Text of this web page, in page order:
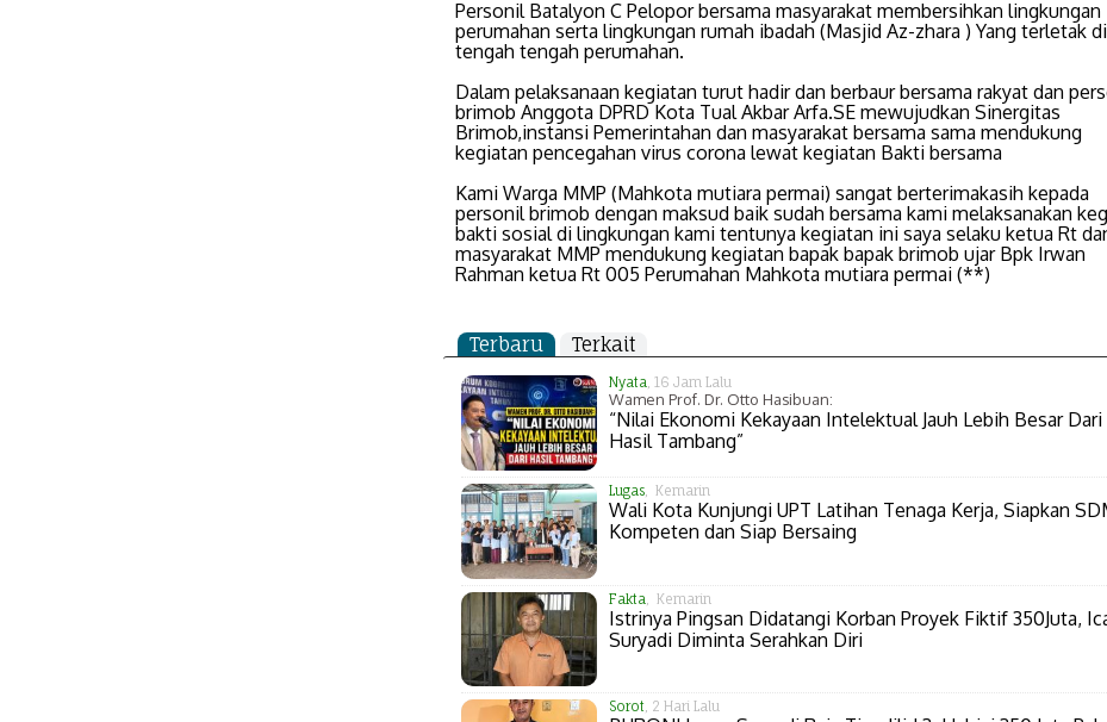
Personil Batalyon C Pelopor bersama masyarakat membersihkan lingkungan
perumahan serta lingkungan rumah ibadah (Masjid Az-zhara ) Yang terletak di
tengah tengah perumahan.
Dalam pelaksanaan kegiatan turut hadir dan berbaur bersama rakyat dan
brimob Anggota DPRD Kota Tual Akbar Arfa.SE mewujudkan Sinergitas
Brimob,instansi Pemerintahan dan masyarakat bersama sama mendukung
kegiatan pencegahan virus corona lewat kegiatan Bakti bersama
Kami Warga MMP (Mahkota mutiara permai) sangat berterimakasih kepada
personil brimob dengan maksud baik sudah bersama kami melaksanakan
bakti sosial di lingkungan kami tentunya kegiatan ini saya selaku ketua Rt
masyarakat MMP mendukung kegiatan bapak bapak brimob ujar Bpk Irwan
Rahman ketua Rt 005 Perumahan Mahkota mutiara permai (**)
Terbaru Terkait
Nyata, 16 Jam Lalu
Wamen Prof. Dr. Otto Hasibuan:
“Nilai Ekonomi Kekayaan Intelektual Jauh Lebih Besar Dari
Hasil Tambang”
Lugas , Kemarin
Wali Kota Kunjungi UPT Latihan Tenaga Kerja, Siapkan
Kompeten dan Siap Bersaing
Fakta , Kemarin
Istrinya Pingsan Didatangi Korban Proyek Fiktif 350Juta,
Suryadi Diminta Serahkan Diri
Sorot, 2 Hari Lalu